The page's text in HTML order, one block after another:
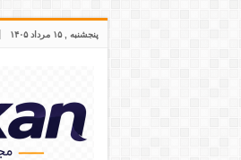
پنجشنبه , ۱۵ مرداد ۱۴۰۵